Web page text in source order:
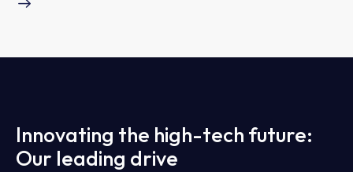
Innovating the high-tech future:
Our leading drive